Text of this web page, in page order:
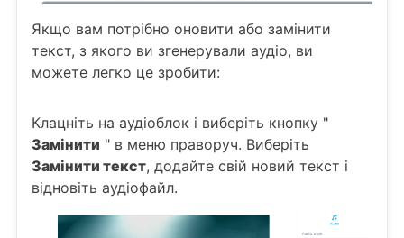
Якщо вам потрібно оновити або замінити
текст, з якого ви згенерували аудіо, ви
можете легко це зробити:
Клацніть на аудіоблок і виберіть кнопку "
Замінити " в меню праворуч. Виберіть
Замінити текст, додайте свій новий текст і
відновіть аудіофайл.